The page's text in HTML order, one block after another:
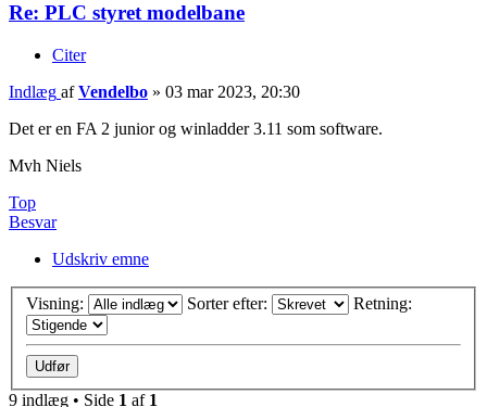
Re: PLC styret modelbane
Citer
Indlæg afVendelbo » 03 mar 2023, 20:30
Det er en FA 2 junior og winladder 3.11 som software.
Mvh Niels
Top
Besvar
Udskriv emne
Visning: Sorter efter: Retning:
9 indlæg • Side 1 af 1